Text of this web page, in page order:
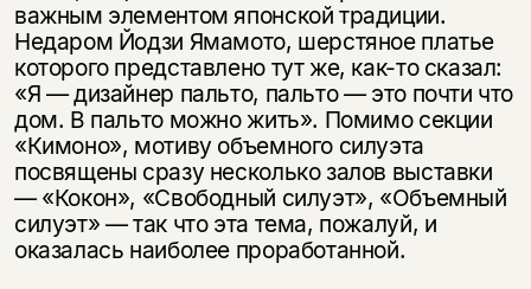
важным элементом японской традиции.
Недаром Йодзи Ямамото, шерстяное платье
которого представлено тут же, как-то сказал:
«Я — дизайнер пальто, пальто — это почти что
дом. В пальто можно жить». Помимо секции
«Кимоно», мотиву объемного силуэта
посвящены сразу несколько залов выставки
— «Кокон», «Свободный силуэт», «Объемный
силуэт» — так что эта тема, пожалуй, и
оказалась наиболее проработанной.